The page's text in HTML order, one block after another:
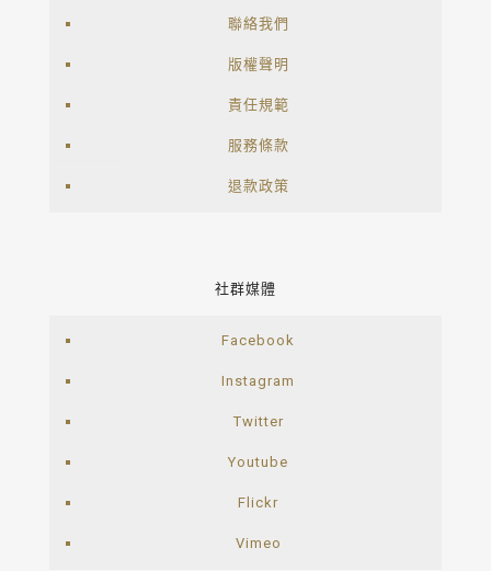
聯絡我們
版權聲明
責任規範
服務條款
退款政策
社群媒體
Facebook
Instagram
Twitter
Youtube
Flickr
Vimeo